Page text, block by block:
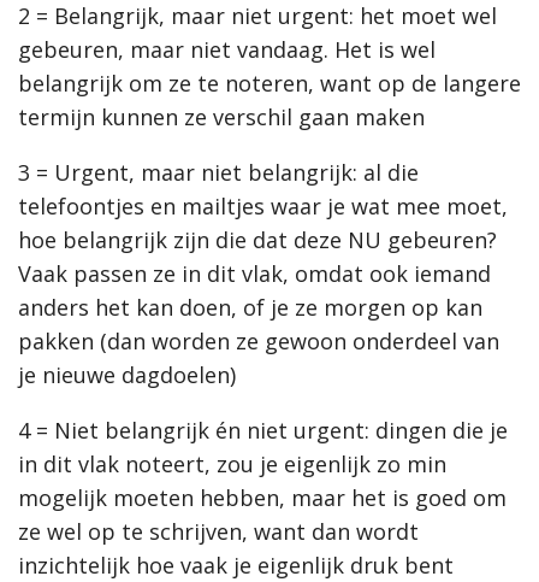
2 = Belangrijk, maar niet urgent: het moet wel
gebeuren, maar niet vandaag. Het is wel
belangrijk om ze te noteren, want op de langere
termijn kunnen ze verschil gaan maken
3 = Urgent, maar niet belangrijk: al die
telefoontjes en mailtjes waar je wat mee moet,
hoe belangrijk zijn die dat deze NU gebeuren?
Vaak passen ze in dit vlak, omdat ook iemand
anders het kan doen, of je ze morgen op kan
pakken (dan worden ze gewoon onderdeel van
je nieuwe dagdoelen)
4 = Niet belangrijk én niet urgent: dingen die je
in dit vlak noteert, zou je eigenlijk zo min
mogelijk moeten hebben, maar het is goed om
ze wel op te schrijven, want dan wordt
inzichtelijk hoe vaak je eigenlijk druk bent